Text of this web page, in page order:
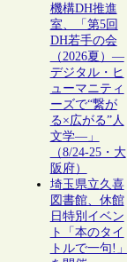
機構DH推進
室、「第5回
DH若手の会
（2026夏）―
デジタル・ヒ
ューマニティ
ーズで“繋が
る×広がる”人
文学―」
（8/24-25・大
阪府）
埼玉県立久喜
図書館、休館
日特別イベン
ト「本のタイ
トルで一句!」